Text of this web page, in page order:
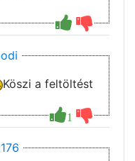
1
Köszi a feltöltést